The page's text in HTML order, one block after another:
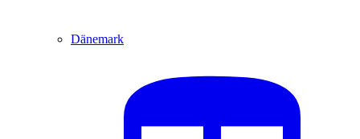
Dänemark